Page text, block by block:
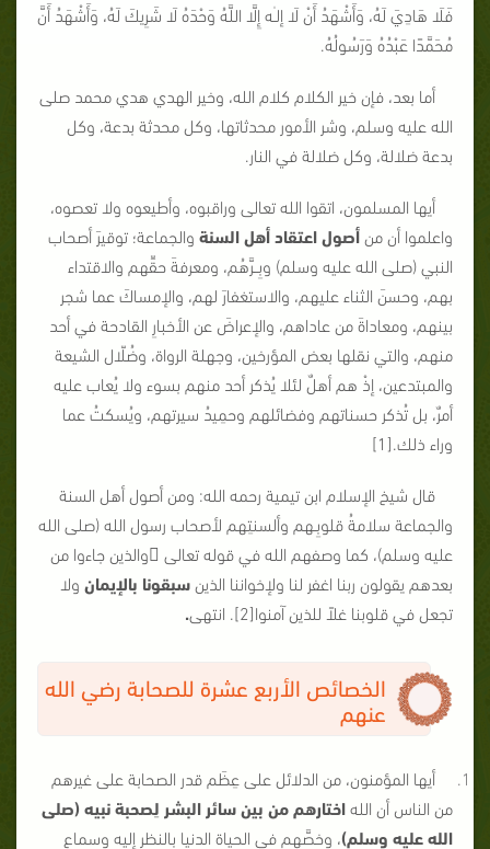
فَلَا هَادِيَ لَهُ، وَأَشْهَدُ أَنْ لَا إلـٰه إِلَّا اللَّهُ وَحْدَهُ لَا شَرِيكَ لَهُ، وَأَشْهَدُ أَنَّ
مُحَمَّدًا عَبْدُهُ وَرَسُولُهُ.
أما بعد، فإن خير الكلام كلام الله، وخير الهدي هدي محمد صلى
الله عليه وسلم، وشر الأمور محدثاتها، وكل محدثة بدعة، وكل
بدعة ضلالة، وكل ضلالة في النار.
أيها المسلمون، اتقوا الله تعالى وراقبوه، وأطيعوه ولا تعصوه،
واعلموا أن من أصول اعتقاد أهل السنة والجماعة؛ توقيرَ أصحاب
النبي (صلى الله عليه وسلم) وبِــرَّهُم، ومعرفةَ حقِّهم والاقتداء
بهم، وحسنَ الثناء عليهم، والاستغفارَ لهم، والإمساكَ عما شجر
بينهم، ومعاداةَ من عاداهم، والإعراضَ عن الأخبارِ القادحة في أحد
منهم، والتي نقلها بعض المؤرخين، وجهلة الرواة، وضُلّال الشيعة
والمبتدعين، إذْ هم أهلٌ لئلا يُذكر أحد منهم بسوء ولا يُعاب عليه
أمرٌ، بل تُذكر حسناتهم وفضائلهم وحمِيدُ سيرتهم، ويُسكتُ عما
وراء ذلك.[1]
قال شيخ الإسلام ابن تيمية رحمه الله: ومن أصول أهل السنة
والجماعة سلامةُ قلوبِـهم وألسنتِهم لأصحاب رسول الله (صلى الله
عليه وسلم)، كما وصفهم الله في قوله تعالى والذين جاءوا من
بعدهم يقولون ربنا اغفر لنا ولإخواننا الذين سبقونا بالإيمان ولا
تجعل في قلوبنا غلاً للذين آمنوا[2]. انتهى
.
الخصائص الأربع عشرة للصحابة رضي الله
عنهم
أيها المؤمنون، من الدلائل على عِظَم قدر الصحابة على غيرهم
من الناس أن اللهاختارهم من بين سائر البشر لِصحبة نبيه (صلى
الله عليه وسلم)، وخصَّهم في الحياة الدنيا بالنظرِ إليه وسماعِ